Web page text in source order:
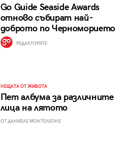
Go Guide Seaside Awards
отново събират най-
доброто по Черноморието
РЕДАКТОРИТЕ
НЕЩАТА ОТ ЖИВОТА
Пет албума за различните
лица на лятото
ОТ ДАНИЕЛЕ МОНТЕЛЕОНЕ